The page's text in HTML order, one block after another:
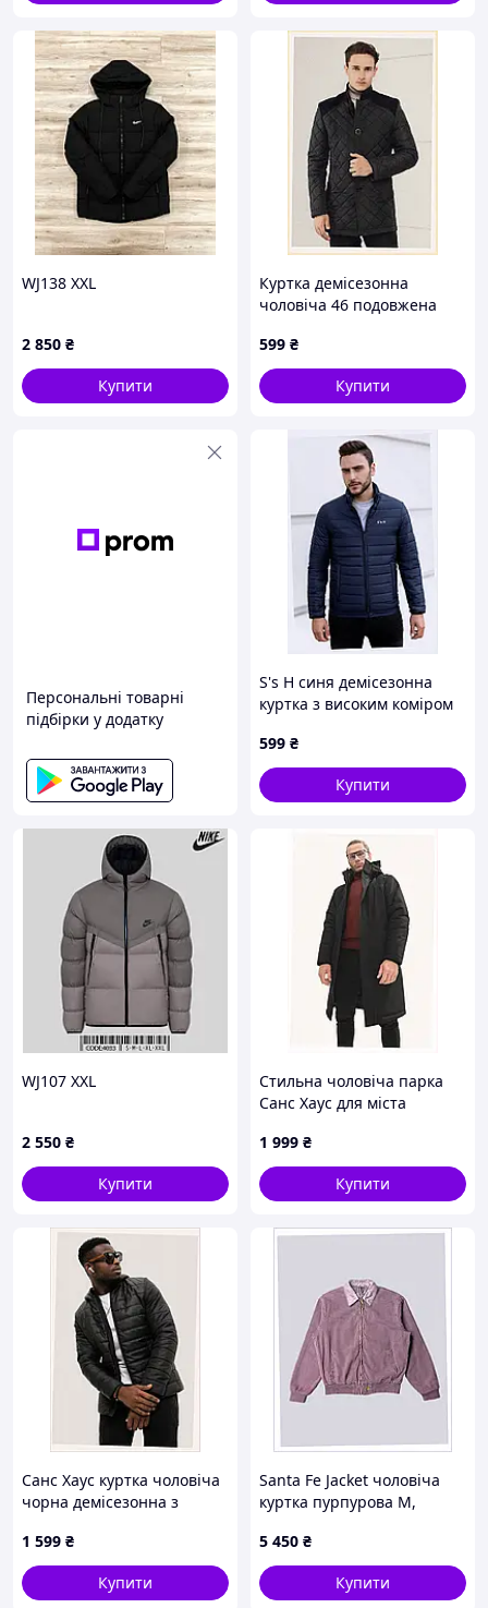
WJ138 XXL
2 850 ₴
Купити
Куртка демісезонна
чоловіча 46 подовжена
599 ₴
Купити
Персональні товарні
підбірки у додатку
S's H синя демісезонна
куртка з високим коміром
599 ₴
Купити
WJ107 XXL
2 550 ₴
Купити
Стильна чоловіча парка
Санс Хаус для міста
1 999 ₴
Купити
Санс Хаус куртка чоловіча
чорна демісезонна з
1 599 ₴
Купити
Santa Fe Jacket чоловіча
куртка пурпурова M,
5 450 ₴
Купити